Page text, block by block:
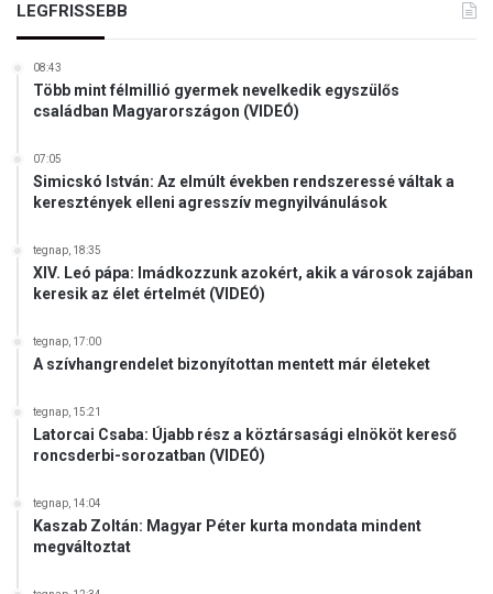
LEGFRISSEBB
08:43
Több mint félmillió gyermek nevelkedik egyszülős
családban Magyarországon (VIDEÓ)
07:05
Simicskó István: Az elmúlt években rendszeressé váltak a
keresztények elleni agresszív megnyilvánulások
tegnap, 18:35
XIV. Leó pápa: Imádkozzunk azokért, akik a városok zajában
keresik az élet értelmét (VIDEÓ)
tegnap, 17:00
A szívhangrendelet bizonyítottan mentett már életeket
tegnap, 15:21
Latorcai Csaba: Újabb rész a köztársasági elnököt kereső
roncsderbi-sorozatban (VIDEÓ)
tegnap, 14:04
Kaszab Zoltán: Magyar Péter kurta mondata mindent
megváltoztat